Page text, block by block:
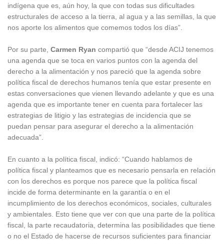
indígena que es, aún hoy, la que con todas sus dificultades
estructurales de acceso a la tierra, al agua y a las semillas, la que
nos aporte los alimentos que comemos todos los días”.
Por su parte, Carmen Ryan compartió que “desde ACIJ tenemos
una agenda que se toca en varios puntos con la agenda del
derecho a la alimentación y nos pareció que la agenda sobre
política fiscal de derechos humanos tenía que estar presente en
estas conversaciones que vienen llevando adelante y que es una
agenda que es importante tener en cuenta para fortalecer las
estrategias de litigio y las estrategias de incidencia que se
puedan pensar para asegurar el derecho a la alimentación
adecuada”.
En cuanto a la política fiscal, indicó: “Cuando hablamos de
política fiscal y planteamos que es necesario pensarla en relación
con los derechos es porque nos parece que la política fiscal
incide de forma determinante en la garantía o en el
incumplimiento de los derechos económicos, sociales, culturales
y ambientales. Esto tiene que ver con que una parte de la política
fiscal, la parte recaudatoria, determina las posibilidades que tiene
o no el Estado de hacerse de recursos suficientes para financiar